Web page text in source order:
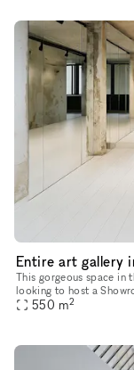
Entire art gallery
This gorgeous space in
looking to host a Showroom or Private
that creates a well-lit
550 m2